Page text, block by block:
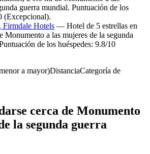
guerra mundial. Puntuación de los
(Excepcional).
Firmdale Hotels — Hotel de 5 estrellas en
Monumento a las mujeres de la segunda
de los huéspedes: 9.8/10
a mayor)DistanciaCategoría de
cerca de Monumento
la segunda guerra